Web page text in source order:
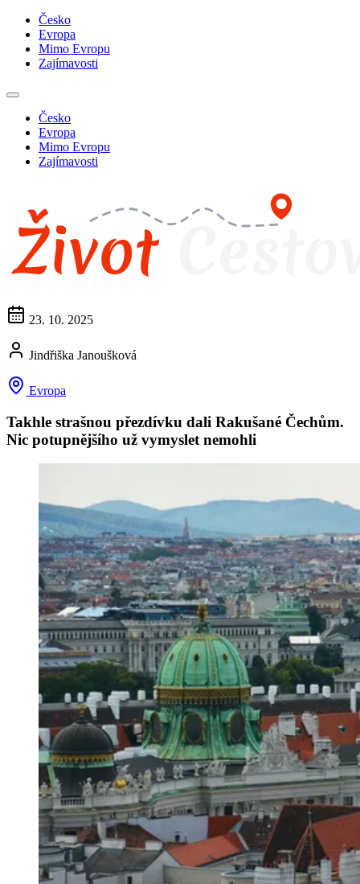
Česko
Evropa
Mimo Evropu
Zajímavosti
Česko
Evropa
Mimo Evropu
Zajímavosti
23. 10. 2025
Jindřiška Janoušková
Evropa
Takhle strašnou přezdívku dali Rakušané Čechům.
Nic potupnějšího už vymyslet nemohli